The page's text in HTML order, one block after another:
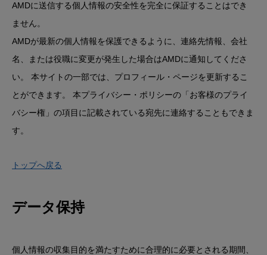
AMDに送信する個人情報の安全性を完全に保証することはでき
ません。
AMDが最新の個人情報を保護できるように、連絡先情報、会社
名、または役職に変更が発生した場合はAMDに通知してくださ
い。 本サイトの一部では、プロフィール・ページを更新するこ
とができます。 本プライバシー・ポリシーの「お客様のプライ
バシー権」の項目に記載されている宛先に連絡することもできま
す。
トップへ戻る
データ保持
個人情報の収集目的を満たすために合理的に必要とされる期間、